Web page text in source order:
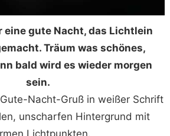
eine gute Nacht, das Lichtlein
Träum was schönes,
bald wird es wieder morgen
sein.
Nacht-Gruß in weißer Schrift
unscharfen Hintergrund mit
Lichtpunkten.